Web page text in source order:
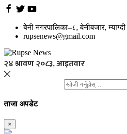
बेनी नगरपालिका–८, बेनीबजार, म्याग्दी
rupsenews@gmail.com
२४ श्रावण २०८३, आइतवार
ताजा अपडेट
×